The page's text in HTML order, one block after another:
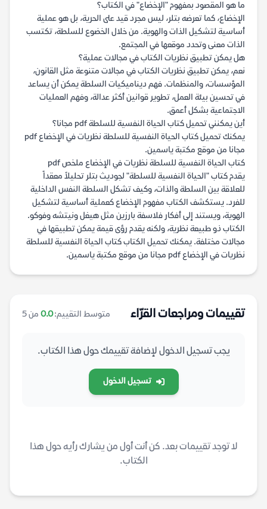
ما هو المقصود بمفهوم "الإخضاع" في الكتاب؟
الإخضاع، كما تعرضه بتلر، ليس مجرد قيد على الحرية، بل هو عملية
أساسية لتشكيل الذات والهوية. من خلال الخضوع للسلطة، تكتسب
الذات معنى وتحدد موقعها في المجتمع.
هل يمكن تطبيق نظريات الكتاب في مجالات عملية؟
نعم، يمكن تطبيق نظريات الكتاب في مجالات متنوعة مثل القانون،
المؤسسات، والمنظمات. فهم ديناميكيات السلطة يمكن أن يساعد
في تحسين بيئة العمل، تطوير قوانين أكثر عدالة، وفهم العمليات
الاجتماعية بشكل أعمق.
أين يمكنني تحميل كتاب الحياة النفسية للسلطة pdf مجانا؟
يمكنك تحميل كتاب الحياة النفسية للسلطة نظريات في الإخضاع pdf
مجانا من موقع مكتبة ياسمين.
كتاب الحياة النفسية للسلطة نظريات في الإخضاع ملخص pdf
يقدم كتاب "الحياة النفسية للسلطة" لجوديث بتلر تحليلاً معقداً
للعلاقة بين السلطة والذات، وكيف تشكل السلطة النفس الداخلية
للفرد. يستكشف الكتاب مفهوم الإخضاع كعملية أساسية لتشكيل
الهوية، ويستند إلى أفكار فلاسفة بارزين مثل هيغل ونيتشه وفوكو.
الكتاب ذو طبيعة نظرية، ولكنه يقدم رؤى قيمة يمكن تطبيقها في
مجالات مختلفة. يمكنك تحميل الكتاب كتاب الحياة النفسية للسلطة
نظريات في الإخضاع pdf مجانا من موقع مكتبة ياسمين.
تقييمات ومراجعات القرّاء متوسط التقييم:0.0 من 5
يجب تسجيل الدخول لإضافة تقييمك حول هذا الكتاب.
تسجيل الدخول
لا توجد تقييمات بعد. كن أنت أول من يشارك رأيه حول هذا
الكتاب.